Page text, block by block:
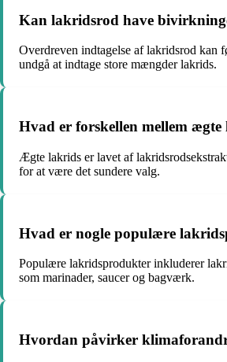
Kan lakridsrod have
Overdreven indtagelse af lakridsrod kan
undgå at indtage store mængder lakrids.
Hvad er forskellen mellem
Ægte lakrids er lavet af
for at være det sundere valg.
Hvad er nogle populære
Populære lakridsprodukter inkluderer
som marinader, saucer og bagværk.
Hvordan påvirker